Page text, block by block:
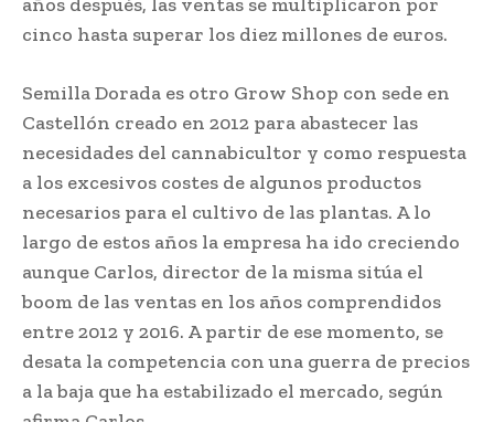
cinco hasta superar los diez millones de euros.
Semilla Dorada es otro Grow Shop con sede en
Castellón creado en 2012 para abastecer las
necesidades del cannabicultor y como respuesta
a los excesivos costes de algunos productos
necesarios para el cultivo de las plantas. A lo
largo de estos años la empresa ha ido creciendo
aunque Carlos, director de la misma sitúa el
boom de las ventas en los años comprendidos
entre 2012 y 2016. A partir de ese momento, se
desata la competencia con una guerra de precios
a la baja que ha estabilizado el mercado, según